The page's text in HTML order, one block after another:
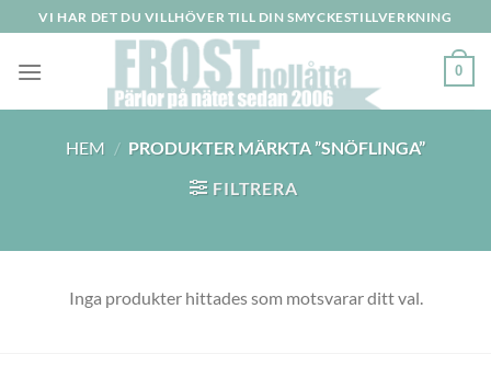
to
content
VI HAR DET DU VILLHÖVER TILL DIN SMYCKESTILLVERKNING
0
HEM / PRODUKTER MÄRKTA ”SNÖFLINGA”
FILTRERA
Inga produkter hittades som motsvarar ditt val.